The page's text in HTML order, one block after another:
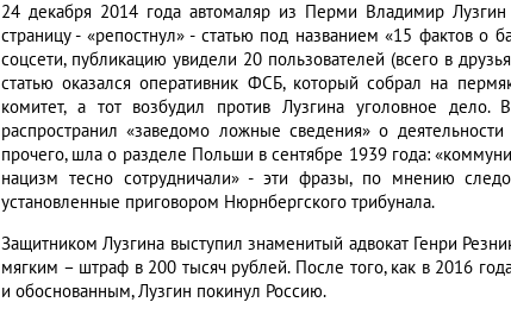
24 декабря 2014 года автомаляр из Перми Владимир
страницу - «репостнул» - статью под названием «15 фактов о
соцсети, публикацию увидели 20 пользователей (всего в
статью оказался оперативник ФСБ, который собрал на
комитет, а тот возбудил против Лузгина уголовное дело.
распространил «заведомо ложные сведения» о
прочего, шла о разделе Польши в сентябре 1939 года:
нацизм тесно сотрудничали» - эти фразы, по мнению
установленные приговором Нюрнбергского трибунала.
Защитником Лузгина выступил знаменитый адвокат Генри
мягким – штраф в 200 тысяч рублей. После того, как в 2016
и обоснованным, Лузгин покинул Россию.